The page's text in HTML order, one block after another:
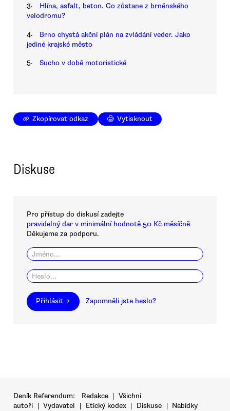
3.
Hlína, asfalt, beton. Co zůstane z brněnského
velodromu?
4.
Brno chystá akční plán na zvládání veder. Jako
jediné krajské město
5. Sucho v době motoristické
Zkopírovat odkaz Vytisknout
Diskuse
Pro přístup do diskusí zadejte
pravidelný dar v minimální hodnotě 50 Kč měsíčně
Děkujeme za podporu.
Přihlásit → Zapomněli jste heslo?
Deník Referendum: Redakce | Všichni
autoři | Vydavatel | Etický kodex | Diskuse | Nabídky